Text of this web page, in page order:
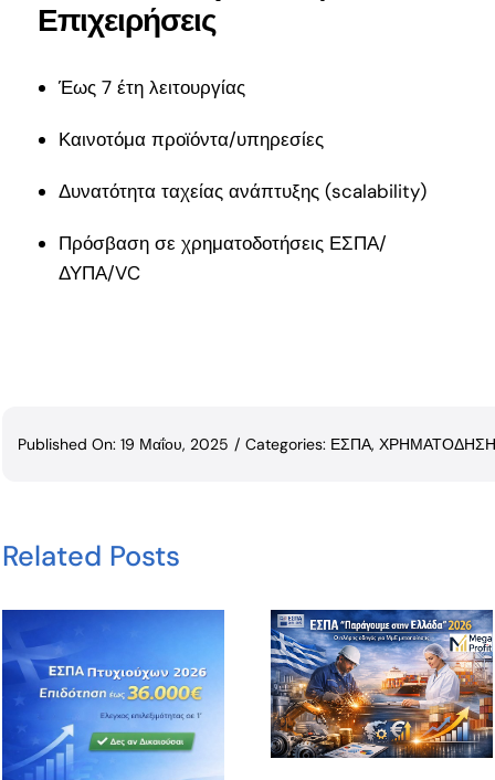
Επιχειρήσεις
Έως 7 έτη λειτουργίας
Καινοτόμα προϊόντα/υπηρεσίες
Δυνατότητα ταχείας ανάπτυξης (scalability)
Πρόσβαση σε χρηματοδοτήσεις ΕΣΠΑ/
ΔΥΠΑ/VC
Published On: 19 Μαΐου, 2025 / Categories: ΕΣΠΑ,
Related Posts